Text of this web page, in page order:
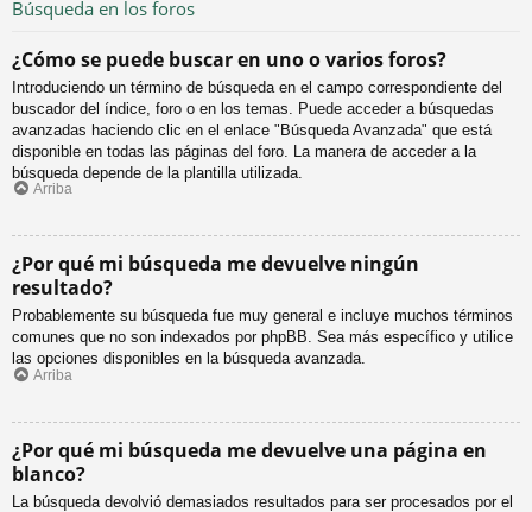
Búsqueda en los foros
¿Cómo se puede buscar en uno o varios foros?
Introduciendo un término de búsqueda en el campo correspondiente del
buscador del índice, foro o en los temas. Puede acceder a búsquedas
avanzadas haciendo clic en el enlace "Búsqueda Avanzada" que está
disponible en todas las páginas del foro. La manera de acceder a la
búsqueda depende de la plantilla utilizada.
Arriba
¿Por qué mi búsqueda me devuelve ningún
resultado?
Probablemente su búsqueda fue muy general e incluye muchos términos
comunes que no son indexados por phpBB. Sea más específico y utilice
las opciones disponibles en la búsqueda avanzada.
Arriba
¿Por qué mi búsqueda me devuelve una página en
blanco?
La búsqueda devolvió demasiados resultados para ser procesados por el